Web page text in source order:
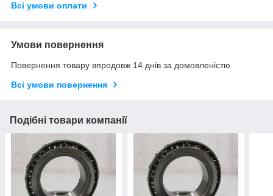
Всі умови оплати
Умови повернення
Повернення товару впродовж 14 днів за домовленістю
Всі умови повернення
Подібні товари компанії